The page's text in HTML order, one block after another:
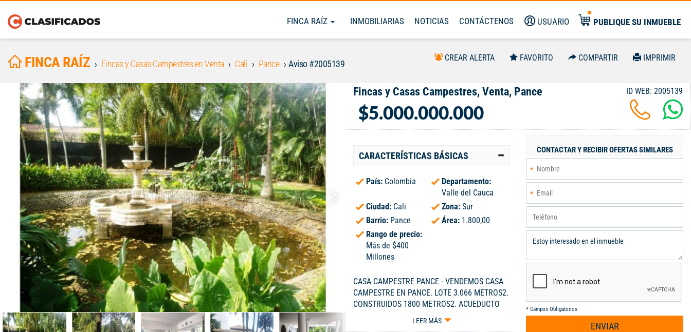
FINCA RAÍZ INMOBILIARIAS NOTICIAS CONTÁCTENOS USUARIO PUBLIQUE SU INMUEBLE
FINCA RAÍZ Fincas y Casas Campestres en Venta Cali Pance Aviso #2005139
CREAR ALERTA FAVORITO COMPARTIR IMPRIMIR
Fincas y Casas Campestres, Venta, Pance
$5.000.000.000
ID WEB: 2005139
CARACTERÍSTICAS BÁSICAS
País: Colombia
Departamento:
Valle del Cauca
Ciudad: Cali Zona: Sur
Barrio: Pance Área: 1.800,00
Rango de precio:
Más de $400
Millones
CASA CAMPESTRE PANCE - VENDEMOS CASA
CAMPESTRE EN PANCE. LOTE 3.066 METROS2.
CONSTRUIDOS 1800 METROS2. ACUEDUCTO
PROPIO, PISCINA CON TOBOGAN, SALA DE
ESTAR, SALA COMEDOR, AMPLIA COCINA TIPO
LEER MÁS
CONTACTAR Y RECIBIR OFERTAS SIMILARES
* Campos Obligatorios
ENVIAR